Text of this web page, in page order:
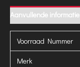
Aanvullende informatie
Voorraad Nummer
Merk